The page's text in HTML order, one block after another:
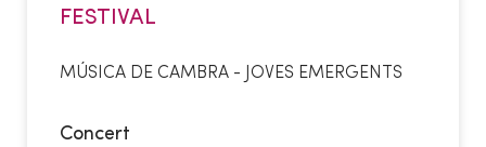
FESTIVAL
MÚSICA DE CAMBRA - JOVES EMERGENTS
Concert